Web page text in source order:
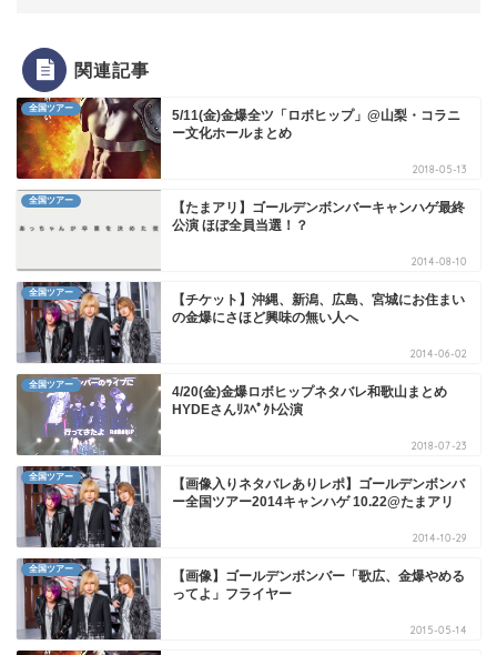
関連記事
全国ツアー
5/11(金)金爆全ツ「ロボヒップ」@山梨・コラニ
ー文化ホールまとめ
2018-05-13
全国ツアー
【たまアリ】ゴールデンボンバーキャンハゲ最終
公演 ほぼ全員当選！？
2014-08-10
全国ツアー
【チケット】沖縄、新潟、広島、宮城にお住まい
の金爆にさほど興味の無い人へ
2014-06-02
全国ツアー
4/20(金)金爆ロボヒップネタバレ和歌山まとめ
HYDEさんﾘｽﾍﾟｸﾄ公演
2018-07-23
全国ツアー
【画像入りネタバレありレポ】ゴールデンボンバ
ー全国ツアー2014キャンハゲ 10.22@たまアリ
2014-10-29
全国ツアー
【画像】ゴールデンボンバー「歌広、金爆やめる
ってよ」フライヤー
2015-05-14